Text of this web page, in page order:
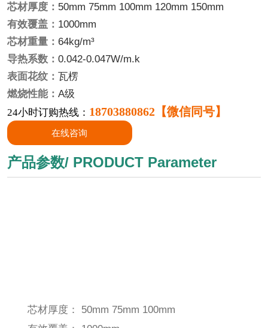
芯材厚度： 50mm 75mm 100mm 120mm 150mm
有效覆盖： 1000mm
芯材重量： 64kg/m³
导热系数： 0.042-0.047W/m.k
表面花纹： 瓦楞
燃烧性能： A级
24小时订购热线： 18703880862【微信同号】
在线咨询
产品参数/ PRODUCT Parameter
芯材厚度： 50mm 75mm 100mm